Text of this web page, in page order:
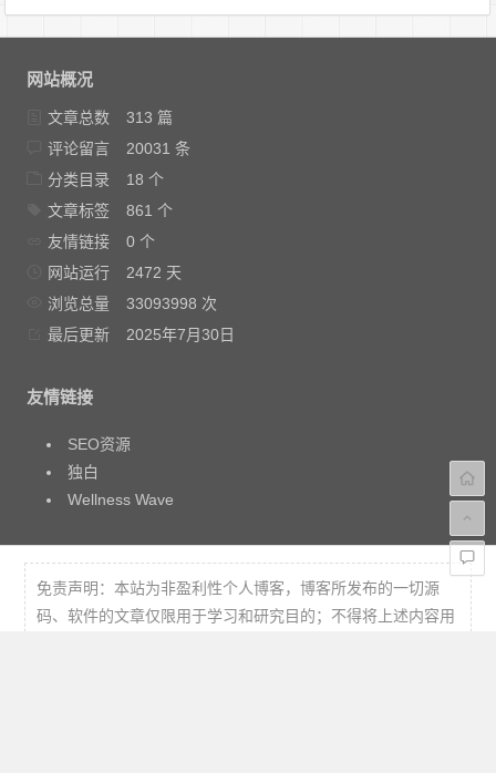
网站概况
文章总数
313 篇
评论留言
20031 条
分类目录
18 个
文章标签
861 个
友情链接
0 个
网站运行
2472 天
浏览总量
33093998 次
最后更新
2025年7月30日
友情链接
SEO资源
独白
Wellness Wave
免责声明：本站为非盈利性个人博客，博客所发布的一切源
码、软件的文章仅限用于学习和研究目的；不得将上述内容用